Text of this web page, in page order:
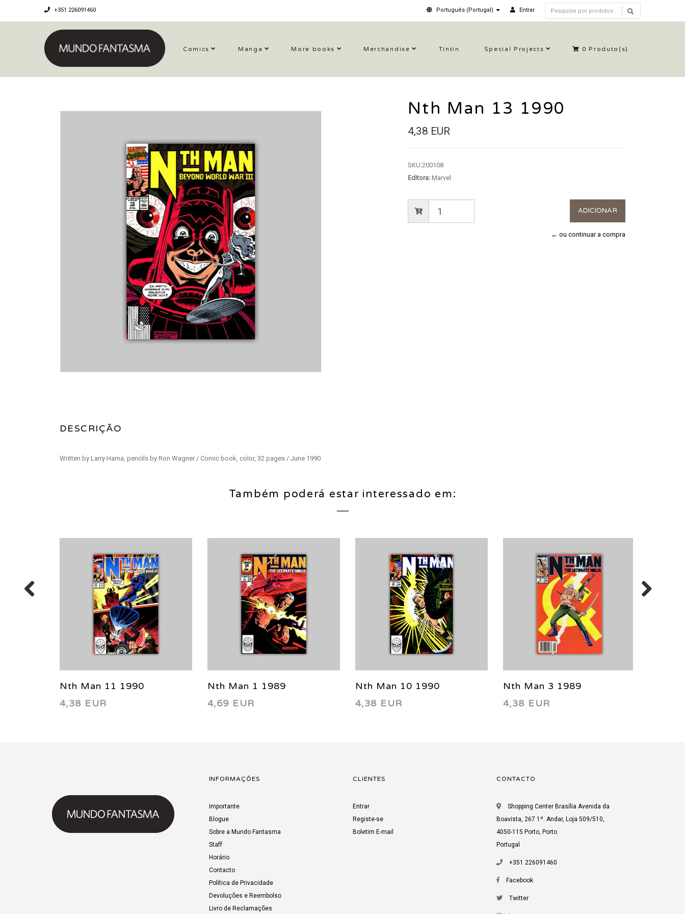
+351 226091460 Português (Portugal) Entrar
Comics Manga More books Merchandise Tintin Special Projects 0 Produto(s)
DESCRIÇÃO
Written by Larry Hama, pencils by Ron Wagner / Comic book, color, 32 pages / June 1990
Nth Man 13 1990
4,38 EUR
SKU:200108
Editora:Marvel
← ou continuar a compra
Também poderá estar interessado em:
Nth Man 11 1990
4,38 EUR
Nth Man 1 1989
4,69 EUR
Nth Man 10 1990
4,38 EUR
Nth Man 3 1989
4,38 EUR
INFORMAÇÕES
Importante
Blogue
Sobre a Mundo Fantasma
Staff
Horário
Contacto
Política de Privacidade
Devoluções e Reembolso
Livro de Reclamações
CLIENTES
Entrar
Registe-se
Boletim E-mail
CONTACTO
Shopping Center Brasília Avenida da
Boavista, 267 1º. Andar, Loja 509/510,
4050-115 Porto, Porto
Portugal
+351 226091460
Facebook
Twitter